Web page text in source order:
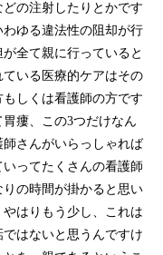
の注射したりとかです
ゆる違法性の阻却が行
全て親に行っていると
いる医療的ケアはその
しくは看護師の方です
瘻、この3つだけなん
さんがいらっしゃれば
ってたくさんの看護師
の時間が掛かると思い
はりもう少し、これは
はないと思うんですけ